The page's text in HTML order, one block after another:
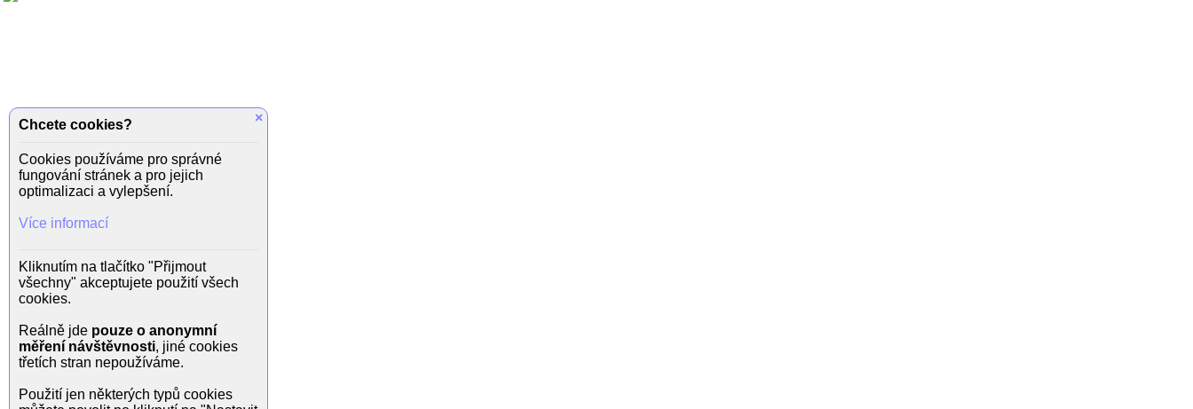
×
Chcete cookies?
Cookies používáme pro správné
fungování stránek a pro jejich
optimalizaci a vylepšení.
Více informací
Kliknutím na tlačítko "Přijmout
všechny" akceptujete použití všech
cookies.
Reálně jde pouze o anonymní
měření návštěvnosti, jiné cookies
třetích stran nepoužíváme.
Použití jen některých typů cookies